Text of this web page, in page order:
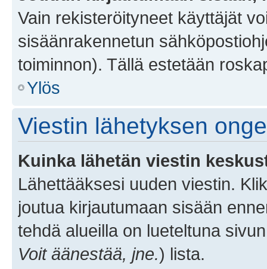
Vain rekisteröityneet käyttäjät
sisäänrakennetun
toiminnon). Tällä estetään
Ylös
Viestin lähetyksen
Kuinka lähetän viestin
Lähettääksesi uuden viestin.
joutua kirjautumaan sisään
tehdä alueilla on lueteltuna
Voit äänestää, jne.) lista.